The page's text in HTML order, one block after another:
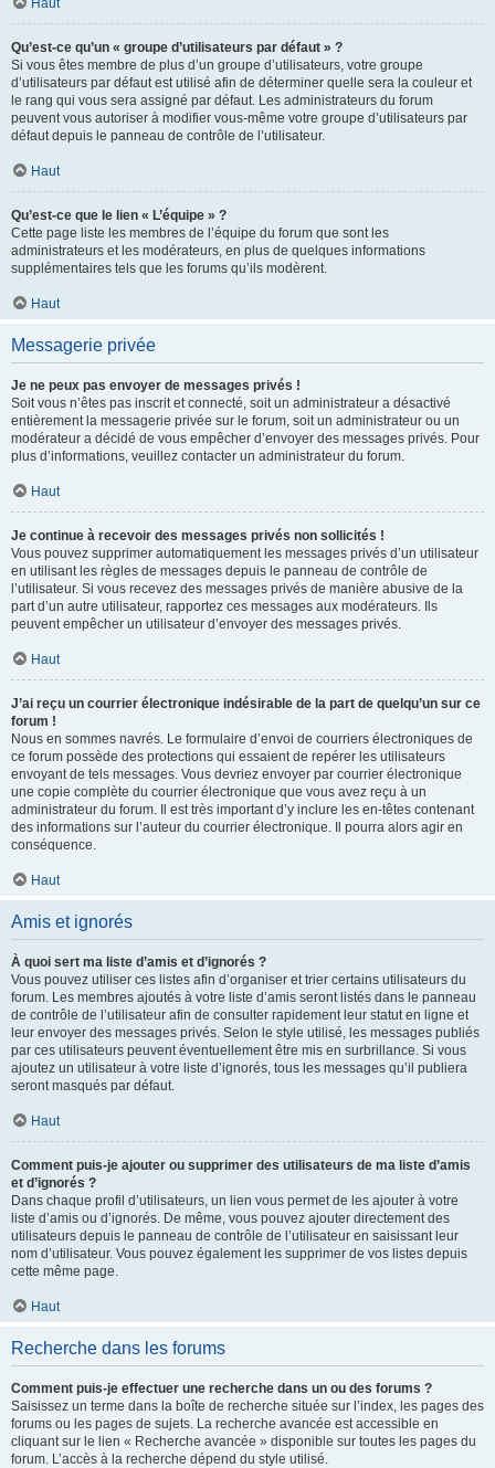
Haut
Qu’est-ce qu’un « groupe d’utilisateurs par défaut » ?
Si vous êtes membre de plus d’un groupe d’utilisateurs, votre groupe
d’utilisateurs par défaut est utilisé afin de déterminer quelle sera la couleur et
le rang qui vous sera assigné par défaut. Les administrateurs du forum
peuvent vous autoriser à modifier vous-même votre groupe d’utilisateurs par
défaut depuis le panneau de contrôle de l’utilisateur.
Haut
Qu’est-ce que le lien « L’équipe » ?
Cette page liste les membres de l’équipe du forum que sont les
administrateurs et les modérateurs, en plus de quelques informations
supplémentaires tels que les forums qu’ils modèrent.
Haut
Messagerie privée
Je ne peux pas envoyer de messages privés !
Soit vous n’êtes pas inscrit et connecté, soit un administrateur a désactivé
entièrement la messagerie privée sur le forum, soit un administrateur ou un
modérateur a décidé de vous empêcher d’envoyer des messages privés. Pour
plus d’informations, veuillez contacter un administrateur du forum.
Haut
Je continue à recevoir des messages privés non sollicités !
Vous pouvez supprimer automatiquement les messages privés d’un utilisateur
en utilisant les règles de messages depuis le panneau de contrôle de
l’utilisateur. Si vous recevez des messages privés de manière abusive de la
part d’un autre utilisateur, rapportez ces messages aux modérateurs. Ils
peuvent empêcher un utilisateur d’envoyer des messages privés.
Haut
J’ai reçu un courrier électronique indésirable de la part de quelqu’un sur ce
forum !
Nous en sommes navrés. Le formulaire d’envoi de courriers électroniques de
ce forum possède des protections qui essaient de repérer les utilisateurs
envoyant de tels messages. Vous devriez envoyer par courrier électronique
une copie complète du courrier électronique que vous avez reçu à un
administrateur du forum. Il est très important d’y inclure les en-têtes contenant
des informations sur l’auteur du courrier électronique. Il pourra alors agir en
conséquence.
Haut
Amis et ignorés
À quoi sert ma liste d’amis et d’ignorés ?
Vous pouvez utiliser ces listes afin d’organiser et trier certains utilisateurs du
forum. Les membres ajoutés à votre liste d’amis seront listés dans le panneau
de contrôle de l’utilisateur afin de consulter rapidement leur statut en ligne et
leur envoyer des messages privés. Selon le style utilisé, les messages publiés
par ces utilisateurs peuvent éventuellement être mis en surbrillance. Si vous
ajoutez un utilisateur à votre liste d’ignorés, tous les messages qu’il publiera
seront masqués par défaut.
Haut
Comment puis-je ajouter ou supprimer des utilisateurs de ma liste d’amis
et d’ignorés ?
Dans chaque profil d’utilisateurs, un lien vous permet de les ajouter à votre
liste d’amis ou d’ignorés. De même, vous pouvez ajouter directement des
utilisateurs depuis le panneau de contrôle de l’utilisateur en saisissant leur
nom d’utilisateur. Vous pouvez également les supprimer de vos listes depuis
cette même page.
Haut
Recherche dans les forums
Comment puis-je effectuer une recherche dans un ou des forums ?
Saisissez un terme dans la boîte de recherche située sur l’index, les pages des
forums ou les pages de sujets. La recherche avancée est accessible en
cliquant sur le lien « Recherche avancée » disponible sur toutes les pages du
forum. L’accès à la recherche dépend du style utilisé.